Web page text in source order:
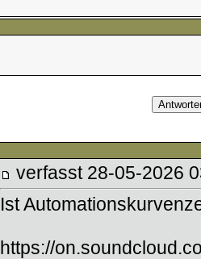
verfasst 28-05-2026
Ist
https://